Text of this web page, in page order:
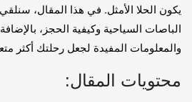
يكون الحلا الأمثل. في هذا المقال،
الباصات السياحية وكيفية الحجز،
والمعلومات المفيدة لجعل رحلتك أكثر
محتويات المقال: